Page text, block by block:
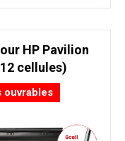
HP Pavilion
cellules)
ouvrables